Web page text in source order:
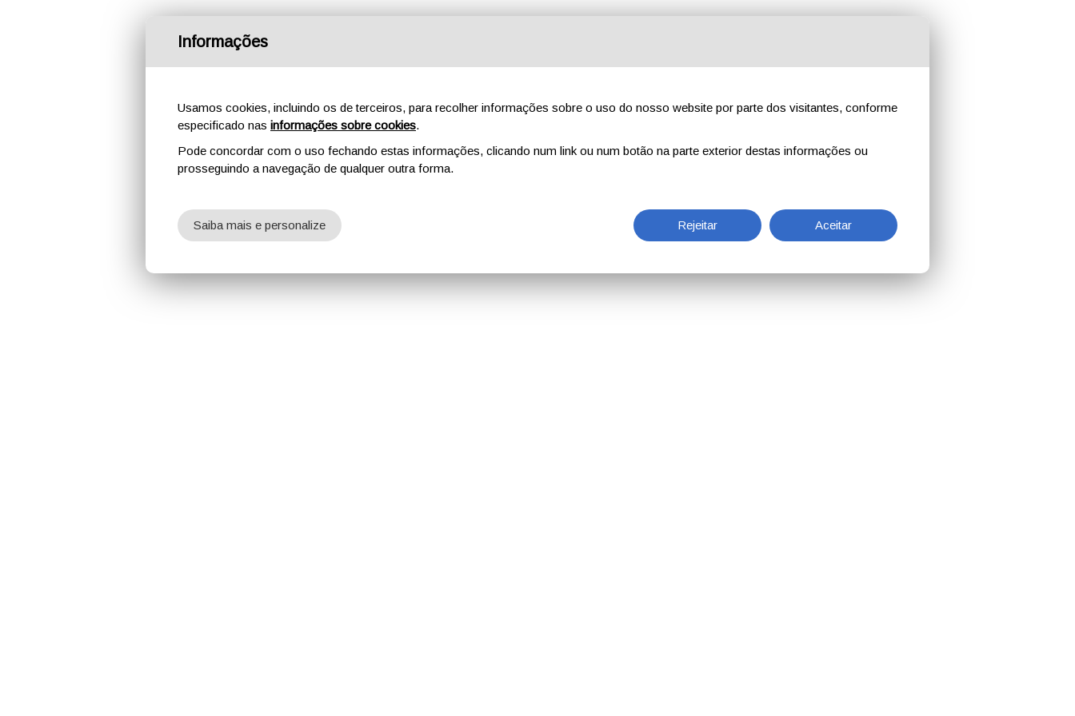
Informações
Usamos cookies, incluindo os de terceiros, para recolher informações sobre o uso do nosso website por parte dos visitantes, conforme
especificado nas informações sobre cookies.
Pode concordar com o uso fechando estas informações, clicando num link ou num botão na parte exterior destas informações ou
prosseguindo a navegação de qualquer outra forma.
Rejeitar Aceitar
Saiba mais e personalize